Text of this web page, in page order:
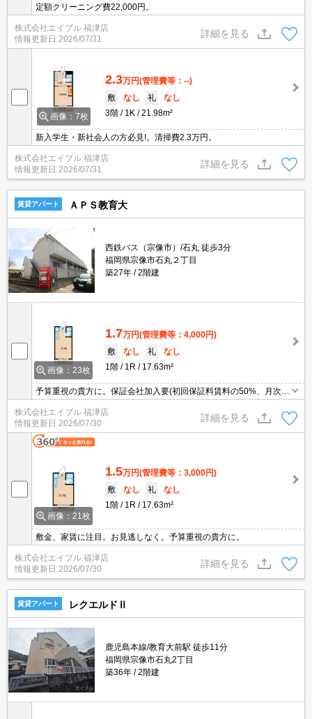
定額クリーニング費22,000円。
株式会社エイブル 福津店
情報更新日 2026/07/31
詳細を見る
画像：7枚
2.3万円(管理費等：--)
敷
なし 礼
なし
3階
1K 21.98m²
新入学生・新社会人の方必見!。清掃費2.3万円。
株式会社エイブル 福津店
情報更新日 2026/07/31
詳細を見る
賃貸アパート ＡＰＳ教育大
西鉄バス（宗像市）/石丸 徒歩3分
福岡県宗像市石丸２丁目
築27年
2階建
画像：23枚
1.7万円(管理費等：4,000円)
敷
なし 礼
なし
1階
1R 17.63m²
予算重視の貴方に。保証会社加入要(初回保証料賃料の50%、月次保
証料1%)。
株式会社エイブル 福津店
情報更新日 2026/07/30
詳細を見る
画像：21枚
1.5万円(管理費等：3,000円)
敷
なし 礼
なし
1階
1R 17.63m²
敷金、家賃に注目。お見逃しなく。予算重視の貴方に。
株式会社エイブル 福津店
情報更新日 2026/07/30
詳細を見る
賃貸アパート レクエルドⅡ
鹿児島本線/教育大前駅 徒歩11分
福岡県宗像市石丸2丁目
築36年
2階建